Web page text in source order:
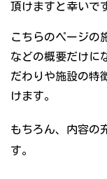
頂けますと幸いで
こちらのページの
などの概要だけに
だわりや施設の特
けます。
もちろん、内容の
す。